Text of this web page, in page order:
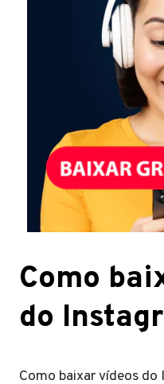
Como
do
Como baixar vídeos do